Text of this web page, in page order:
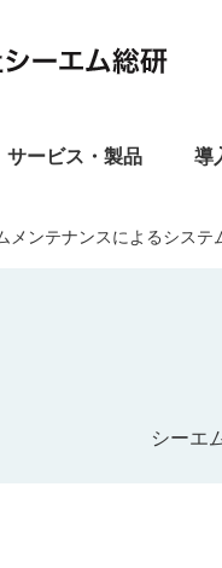
サービス・製品 導
メンテナンスによるシステ
シーエ